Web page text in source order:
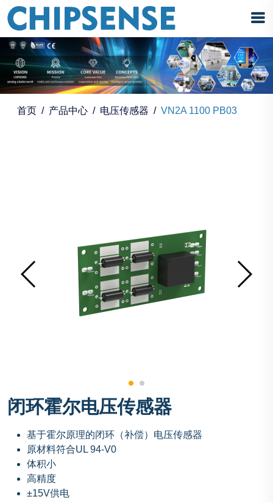
首页 产品中心 电压传感器 VN2A 1100 PB03
闭环霍尔电压传感器
基于霍尔原理的闭环（补偿）电压传感器
原材料符合UL 94-V0
体积小
高精度
±15V供电